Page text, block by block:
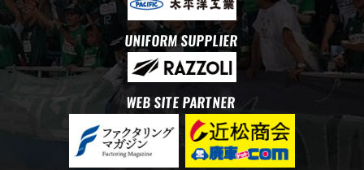
UNIFORM SUPPLIER
WEB SITE PARTNER